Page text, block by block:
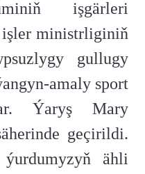
işgärleri
ministrliginiň
gullugy
amaly sport
Ýaryş Mary
geçirildi.
ähli